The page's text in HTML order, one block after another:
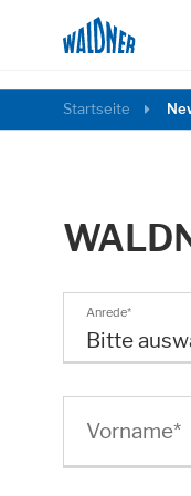
Startseite
Anrede*
Bitte
Vorname*